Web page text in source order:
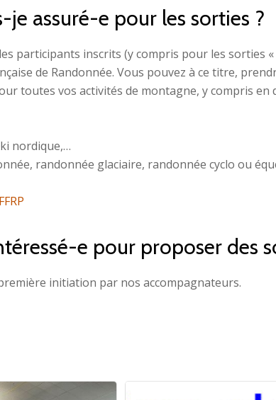
je assuré-e pour les sorties ?
participants inscrits (y compris pour les sorties «
de Randonnée. Vous pouvez à ce titre,
toutes vos activités de montagne, y compris
nordique,…
randonnée glaciaire, randonnée cyclo ou
e pour proposer des
initiation par nos accompagnateurs.